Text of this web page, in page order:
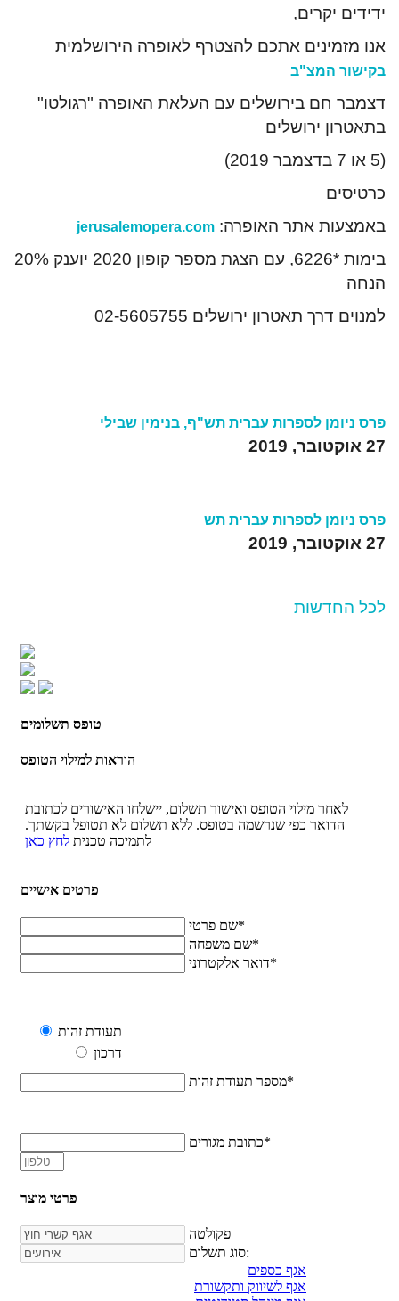
ידידים יקרים,
אנו מזמינים אתכם להצטרף לאופרה הירושלמית
בקישור המצ"ב
דצמבר חם בירושלים עם העלאת האופרה "רגולטו"
בתאטרון ירושלים
(5 או 7 בדצמבר 2019)
כרטיסים
באמצעות אתר האופרה: jerusalemopera.com
בימות *6226, עם הצגת מספר קופון 2020 יוענק 20%
הנחה
למנוים דרך תאטרון ירושלים 02-5605755
פרס ניומן לספרות עברית תש"ף, בנימין שבילי
27 אוקטובר, 2019
פרס ניומן לספרות עברית תש
27 אוקטובר, 2019
לכל החדשות